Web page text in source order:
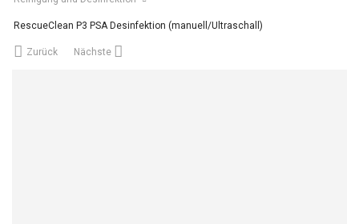
RescueClean P3 PSA Desinfektion (manuell/Ultraschall)
Zurück Nächste